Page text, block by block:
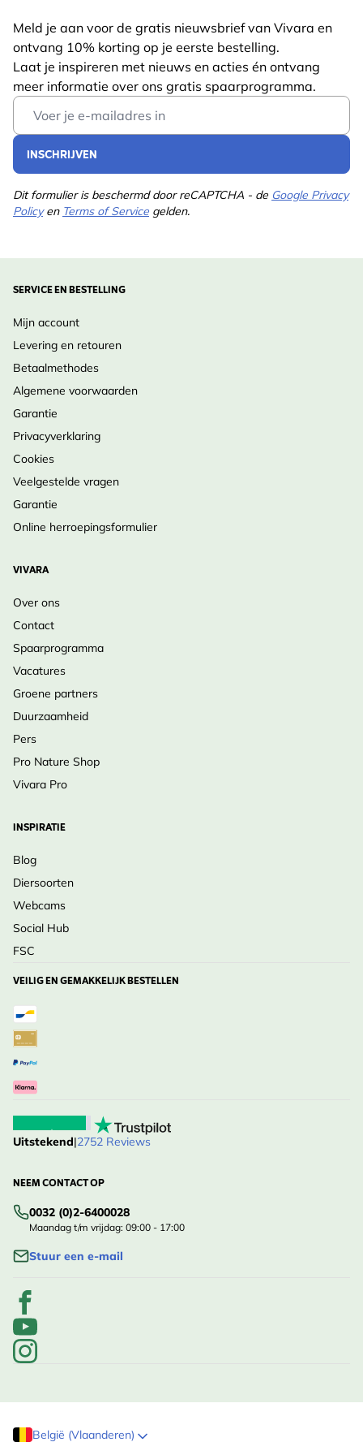
Met zijn vogelvriendelijke ontwerp en flexibele
gebruik is de Icarus Nestkast een uitstekende keuze
voor iedereen die zowel lokale fauna wil
ondersteunen als de mogelijkheid wil hebben om van
dichtbij te observeren.
Meld je aan voor de gratis nieuwsbrief van Vivara en
ontvang 10% korting op je eerste bestelling.
Laat je inspireren met nieuws en acties én ontvang
meer informatie over ons gratis spaarprogramma.
Email Address
INSCHRIJVEN
Dit formulier is beschermd door reCAPTCHA - de Google Privacy
Policyen Terms of Service gelden.
SERVICE EN BESTELLING
Mijn account
Levering en retouren
Betaalmethodes
Algemene voorwaarden
Garantie
Privacyverklaring
Cookies
Veelgestelde vragen
Garantie
Online herroepingsformulier
VIVARA
Over ons
Contact
Spaarprogramma
Vacatures
Groene partners
Duurzaamheid
Pers
Pro Nature Shop
Vivara Pro
INSPIRATIE
Blog
Diersoorten
Webcams
Social Hub
FSC
VEILIG EN GEMAKKELIJK BESTELLEN
Uitstekend|2752 Reviews
NEEM CONTACT OP
0032 (0)2-6400028
Maandag t/m vrijdag: 09:00 - 17:00
Stuur een e-mail
België (Vlaanderen)